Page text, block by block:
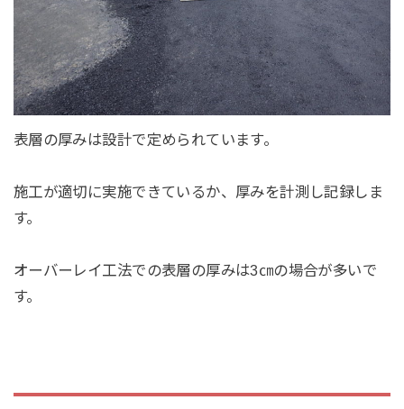
表層の厚みは設計で定められています。
施工が適切に実施できているか、厚みを計測し記録しま
す。
オーバーレイ工法での表層の厚みは3㎝の場合が多いで
す。